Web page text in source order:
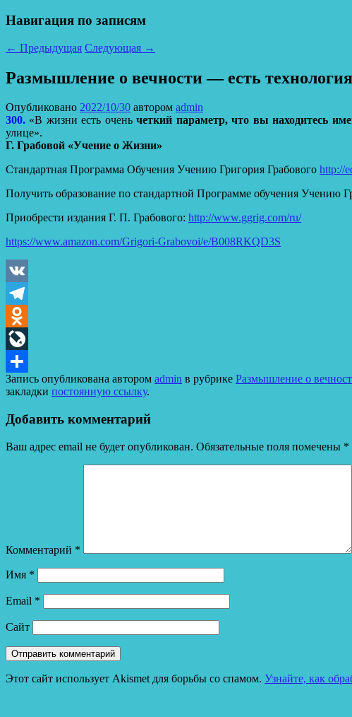
Навигация по записям
← Предыдущая Следующая →
Размышление о вечности — есть
Опубликовано 2022/10/30 автором admin
300. «В жизни есть оченьчеткий параметр, что вы находитесь
улице».
Г. Грабовой «Учение о Жизни»
Стандартная Программа Обучения Учению Григория Грабового http://
Получить образование по стандартной Программе обучения Учению
Приобрести издания Г. П. Грабового: http://www.ggrig.com/ru/
https://www.amazon.com/Grigori-Grabovoi/e/B008RKQD3S
VK
Telegram
Odnoklassniki
LiveJournal
Отправить
Запись опубликована автором admin в рубрике Размышление о
закладки постоянную ссылку.
Добавить комментарий
Ваш адрес email не будет опубликован. Обязательные поля помечены *
Комментарий *
Имя *
Email *
Сайт
Этот сайт использует Akismet для борьбы со спамом. Узнайте, как